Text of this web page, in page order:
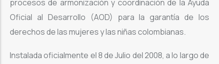
procesos de armonización y coordinación de la Ayuda
Oficial al Desarrollo (AOD) para la garantía de los
derechos de las mujeres y las niñas colombianas.
Instalada oficialmente el 8 de Julio del 2008, a lo largo de